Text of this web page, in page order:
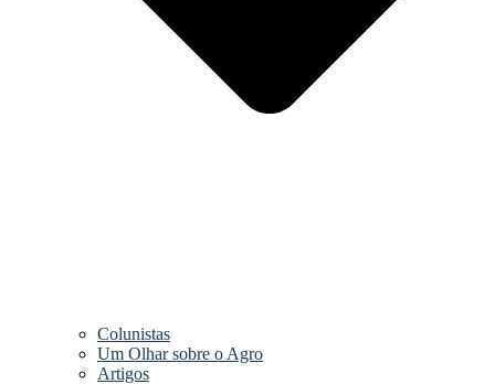
Colunistas
Um Olhar sobre o Agro
Artigos